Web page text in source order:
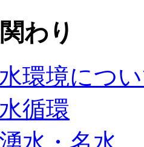
わり
環境につ
循環
水・名水